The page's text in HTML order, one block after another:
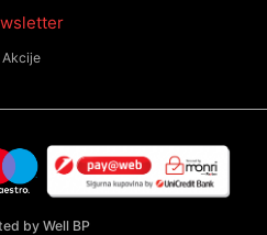
Akcije
by Well BP